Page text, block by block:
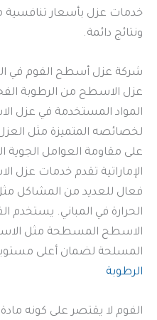
خدمات عزل بأسعار تنافسية
ونتائج دائمة.
شركة عزل أسطح الفوم في
عزل الاسطح من الرطوبة
المواد المستخدمة في عزل
لخصائصه المتميزة مثل العزل
على مقاومة العوامل الجوية
الإماراتية تقدم خدمات عزل
فعال للعديد من المشاكل
الحرارة في المباني.
الاسطح المسطحة مثل
المسلحة لضمان أعلى
الرطوبة
الفوم لا يقتصر على كونه